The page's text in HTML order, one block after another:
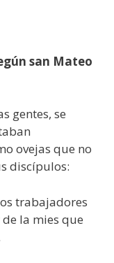
san Mateo
gentes, se
ovejas que no
discípulos:
trabajadores
la mies que